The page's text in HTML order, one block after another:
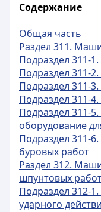
Содержание
Общая часть
Раздел 311.
Подраздел 311-
Подраздел 311-
Подраздел 311-
Подраздел 311-
Подраздел 311-
оборудование
Подраздел 311-
буровых работ
Раздел 312.
шпунтовых
Подраздел 312-
ударного